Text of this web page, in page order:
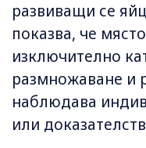
развиващи се
показва, че
изключително
размножаване и
наблюдава
или